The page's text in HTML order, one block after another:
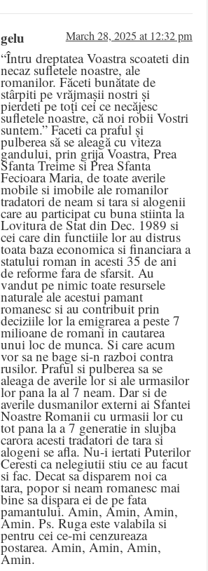
gelu March 28, 2025 at 12:32 pm
“Întru dreptatea Voastra scoateti din
necaz sufletele noastre, ale
romanilor. Făceti bunătate de
stârpiti pe vrăjmașii nostri și
pierdeti pe toți cei ce necăjesc
sufletele noastre, că noi robii Vostri
suntem.” Faceti ca praful și
pulberea să se aleagă cu viteza
gandului, prin grija Voastra, Prea
Sfanta Treime si Prea Sfanta
Fecioara Maria, de toate averile
mobile si imobile ale romanilor
tradatori de neam si tara si alogenii
care au participat cu buna stiinta la
Lovitura de Stat din Dec. 1989 si
cei care din functiile lor au distrus
toata baza economica si financiara a
statului roman in acesti 35 de ani
de reforme fara de sfarsit. Au
vandut pe nimic toate resursele
naturale ale acestui pamant
romanesc si au contribuit prin
deciziile lor la emigrarea a peste 7
milioane de romani in cautarea
unui loc de munca. Si care acum
vor sa ne bage si-n razboi contra
rusilor. Praful si pulberea sa se
aleaga de averile lor si ale urmasilor
lor pana la al 7 neam. Dar si de
averile dusmanilor externi ai Sfantei
Noastre Romanii cu urmasii lor cu
tot pana la a 7 generatie in slujba
carora acesti tradatori de tara si
alogeni se afla. Nu-i iertati Puterilor
Ceresti ca nelegiutii stiu ce au facut
si fac. Decat sa disparem noi ca
tara, popor si neam romanesc mai
bine sa dispara ei de pe fata
pamantului. Amin, Amin, Amin,
Amin. Ps. Ruga este valabila si
pentru cei ce-mi cenzureaza
postarea. Amin, Amin, Amin,
Amin.